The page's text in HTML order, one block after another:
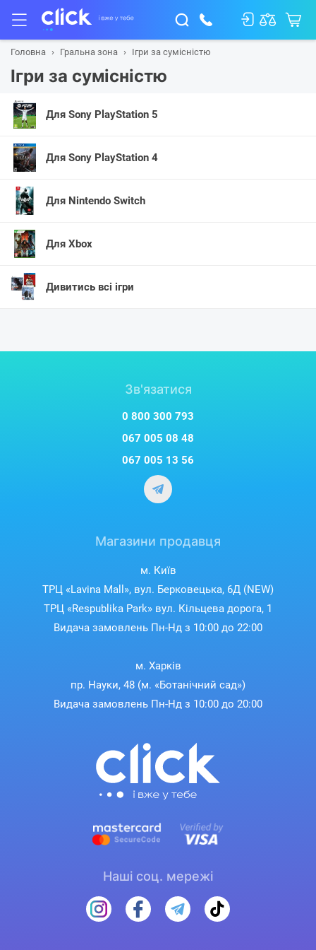
Головна Гральна зона Ігри за сумісністю
Ігри за сумісністю
Для Sony PlayStation 5
Для Sony PlayStation 4
Для Nintendo Switch
Для Xbox
Дивитись всі ігри
Зв'язатися
0 800 300 793
067 005 08 48
067 005 13 56
Магазини продавця
м. Київ
ТРЦ «Lavina Mall», вул. Берковецька, 6Д (NEW)
ТРЦ «Respublika Park» вул. Кільцева дорога, 1
Видача замовлень Пн-Нд з 10:00 до 22:00
м. Харків
пр. Науки, 48 (м. «Ботанічний сад»)
Видача замовлень Пн-Нд з 10:00 до 20:00
Наші соц. мережі